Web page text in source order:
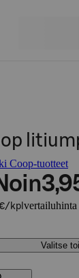
Coop-tuotteet
kpl
Valitse